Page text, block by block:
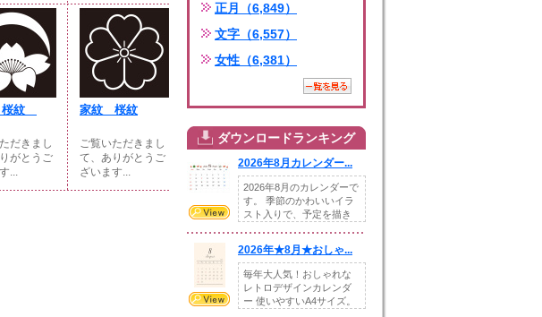
紋
だきまし
がとうご
...
家紋 桜紋
ご覧いただきまし
て、ありがとうご
ざいます...
正月（6,849）
文字（6,557）
女性（6,381）
ダウンロードランキング
2026年8月カレンダー...
2026年8月のカレンダーで
す。 季節のかわいいイラ
スト入りで、予定を描き
2026年★8月★おしゃ...
毎年大人気！おしゃれな
レトロデザインカレンダ
ー 使いやすいA4サイズ。